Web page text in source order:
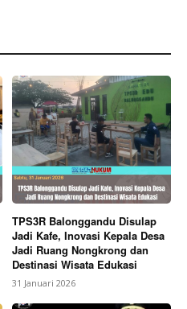
TPS3R Balonggandu Disulap
Jadi Kafe, Inovasi Kepala Desa
Jadi Ruang Nongkrong dan
Destinasi Wisata Edukasi
31 Januari 2026